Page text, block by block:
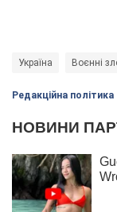
Україна Воєнні
Редакційна політика